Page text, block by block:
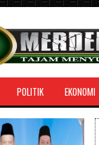
POLITIK EKONOMI